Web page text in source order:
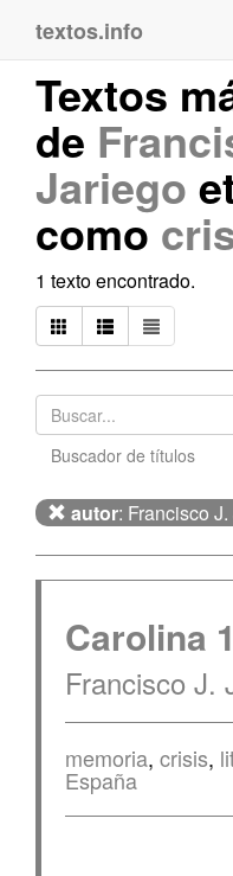
textos.info
Textos
de
Jariego
como
1 texto encontrado.
Buscador de títulos
autor: Francisco
Carolina
Francisco J.
memoria, crisis,
España